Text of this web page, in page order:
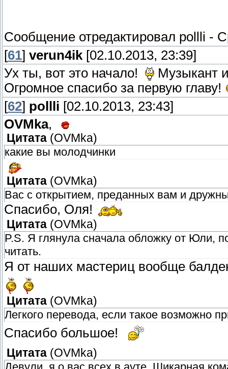
Сообщение отредактировал pollli -
[61] verun4ik [02.10.2013, 23:39]
Ух ты, вот это начало!
Музыкант
Огромное спасибо за первую главу!
[62] pollli [02.10.2013, 23:43]
OVMka,
Цитата (OVMka)
какие вы молодчинки
Цитата (OVMka)
Вас с открытием, преданных вам и
Спасибо, Оля!
Цитата (OVMka)
P.S. Я глянула сначала обложку от Юли,
читать.
Я от наших мастериц вообще
Цитата (OVMka)
Легкого перевода, если такое возможно
Спасибо большое!
Цитата (OVMka)